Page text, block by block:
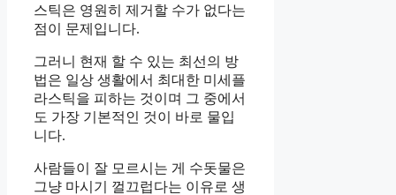
스틱은 영원히 제거할 수가 없다는
점이 문제입니다.
그러니 현재 할 수 있는 최선의 방
법은 일상 생활에서 최대한 미세플
라스틱을 피하는 것이며 그 중에서
도 가장 기본적인 것이 바로 물입
니다.
사람들이 잘 모르시는 게 수돗물은
그냥 마시기 껄끄럽다는 이유로 생